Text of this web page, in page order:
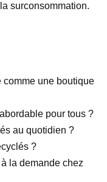
surconsommation.
une boutique
pour tous ?
au quotidien ?
?
la demande chez